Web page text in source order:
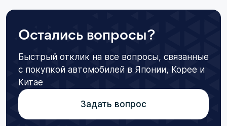
Остались вопросы?
Быстрый отклик на все вопросы, связанные
с покупкой автомобилей в Японии, Корее и
Китае
Задать вопрос